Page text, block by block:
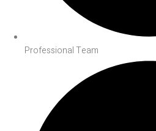
Professional Team